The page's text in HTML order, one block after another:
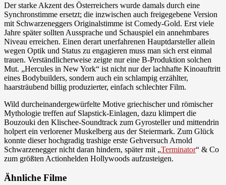
Der starke Akzent des Österreichers wurde damals durch eine
Synchronstimme ersetzt; die inzwischen auch freigegebene Version
mit Schwarzeneggers Originalstimme ist Comedy-Gold. Erst viele
Jahre später sollten Aussprache und Schauspiel ein annehmbares
Niveau erreichen. Einen derart unerfahrenen Hauptdarsteller allein
wegen Optik und Status zu engagieren muss man sich erst einmal
trauen. Verständlicherweise zeigte nur eine B-Produktion solchen
Mut. „Hercules in New York“ ist nicht nur der lachhafte Kinoauftritt
eines Bodybuilders, sondern auch ein schlampig erzählter,
haarsträubend billig produzierter, einfach schlechter Film.
Wild durcheinandergewürfelte Motive griechischer und römischer
Mythologie treffen auf Slapstick-Einlagen, dazu klimpert die
Bouzouki den Klischee-Soundtrack zum Gyrosteller und mittendrin
holpert ein verlorener Muskelberg aus der Steiermark. Zum Glück
konnte dieser hochgradig trashige erste Gehversuch Arnold
Schwarzenegger nicht daran hindern, später mit „Terminator“ & Co
zum größten Actionhelden Hollywoods aufzusteigen.
Ähnliche Filme